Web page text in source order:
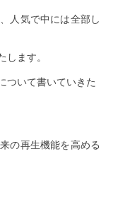
人気で中には全部し
ます。
ついて書いていきた
の再生機能を高める